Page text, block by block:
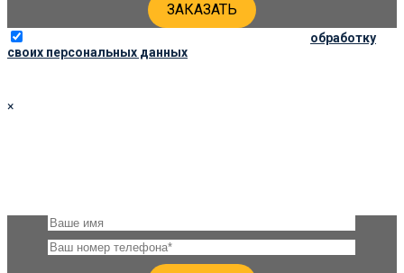
обработку
своих персональных данных
×